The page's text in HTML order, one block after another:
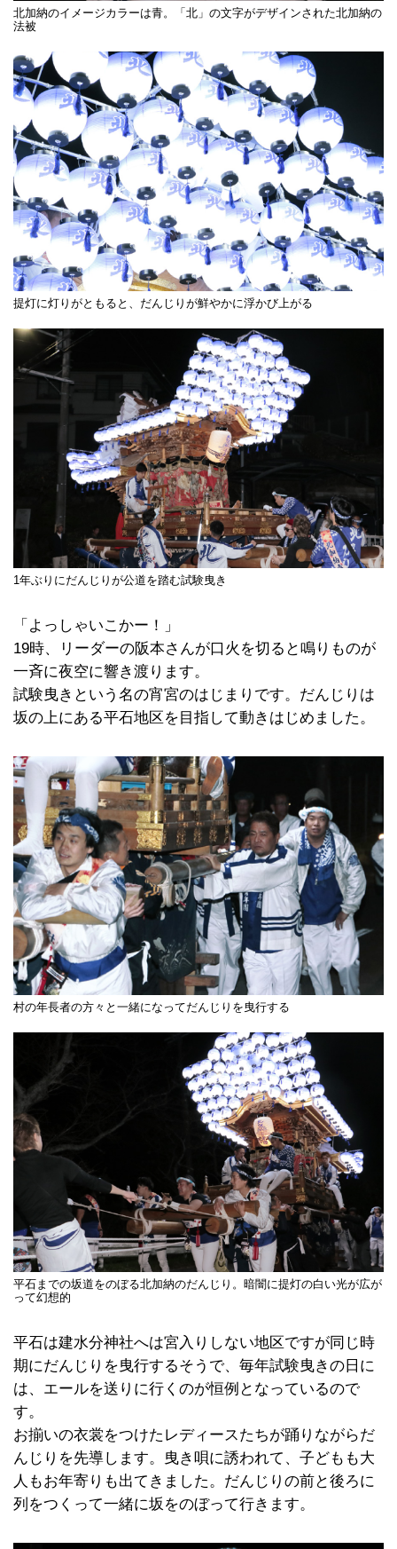
北加納のイメージカラーは青。「北」の文字がデザインされた北加納の
法被
提灯に灯りがともると、だんじりが鮮やかに浮かび上がる
1年ぶりにだんじりが公道を踏む試験曳き
「よっしゃいこかー！」
19時、リーダーの阪本さんが口火を切ると鳴りものが
一斉に夜空に響き渡ります。
試験曳きという名の宵宮のはじまりです。だんじりは
坂の上にある平石地区を目指して動きはじめました。
村の年長者の方々と一緒になってだんじりを曳行する
平石までの坂道をのぼる北加納のだんじり。暗闇に提灯の白い光が広が
って幻想的
平石は建水分神社へは宮入りしない地区ですが同じ時
期にだんじりを曳行するそうで、毎年試験曳きの日に
は、エールを送りに行くのが恒例となっているので
す。
お揃いの衣裳をつけたレディースたちが踊りながらだ
んじりを先導します。曳き唄に誘われて、子どもも大
人もお年寄りも出てきました。だんじりの前と後ろに
列をつくって一緒に坂をのぼって行きます。